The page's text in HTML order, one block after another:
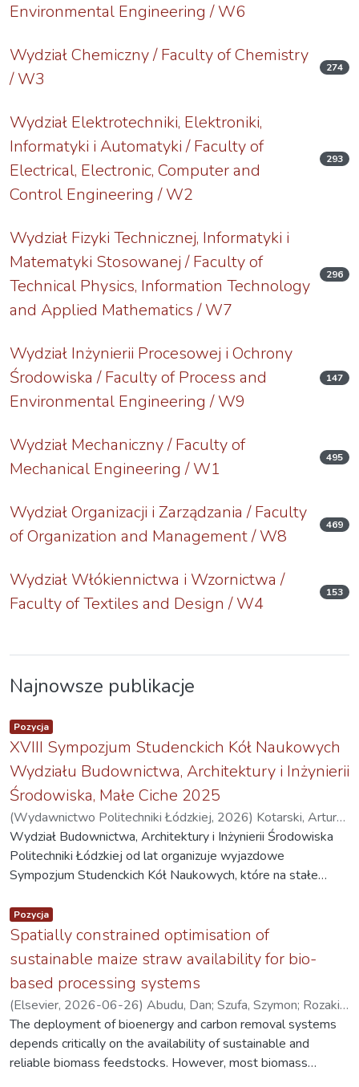
Environmental Engineering / W6
Wydział Chemiczny / Faculty of Chemistry
/ W3
274
Wydział Elektrotechniki, Elektroniki,
Informatyki i Automatyki / Faculty of
Electrical, Electronic, Computer and
Control Engineering / W2
293
Wydział Fizyki Technicznej, Informatyki i
Matematyki Stosowanej / Faculty of
Technical Physics, Information Technology
and Applied Mathematics / W7
296
Wydział Inżynierii Procesowej i Ochrony
Środowiska / Faculty of Process and
Environmental Engineering / W9
147
Wydział Mechaniczny / Faculty of
Mechanical Engineering / W1
495
Wydział Organizacji i Zarządzania / Faculty
of Organization and Management / W8
469
Wydział Włókiennictwa i Wzornictwa /
Faculty of Textiles and Design / W4
153
Najnowsze publikacje
Item type:
Pozycja ,
XVIII Sympozjum Studenckich Kół Naukowych
Wydziału Budownictwa, Architektury i Inżynierii
Środowiska, Małe Ciche 2025
(Wydawnictwo Politechniki Łódzkiej, 2026) Kotarski, Artur
(Red.)
Wydział Budownictwa, Architektury i Inżynierii Środowiska
Politechniki Łódzkiej od lat organizuje wyjazdowe
Sympozjum Studenckich Kół Naukowych, które na stałe
te stanowią okazję do prezentacji dorobku Kół Naukowych,
wymiany doświadczeń oraz integracji środowiska
studenckiego i kadry akademickiej. XVIII Sympozjum Kół
Naukowych odbyło się w dniach 16–18 października 2025
roku w malowniczej miejscowości Małe Ciche. Wydarzenie
zgromadziło przedstawicieli sześciu Studenckich Kół
Naukowych: „IX Piętro”, „Wentylator”, „Kąt”, „Inginir”, „Cirkula”
oraz „Żuraw”, a także członków Wydziałowej Rady
Samorządu.
Item type:
Pozycja ,
Spatially constrained optimisation of
sustainable maize straw availability for bio-
based processing systems
(Elsevier, 2026-06-26) Abudu, Dan; Szufa, Szymon; Rozakis,
Stelios;Piersa, Piotr;Borzęcka, Magdalena;Mocny, Krystian
Onwudili, Jude A.;Energy and Bioproducts Research Institute,
Aston University. Abudu, Dan.;Faculty of Process and
The deployment of bioenergy and carbon removal systems
depends critically on the availability of sustainable and
reliable biomass feedstocks. However, most biomass